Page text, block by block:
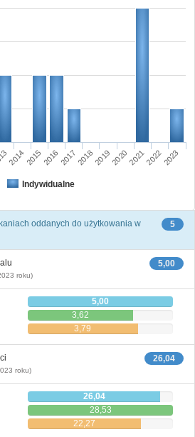
Indywidualne
2014201520162017201820192020202120222023
5
oddanych do użytkowania w
5,00
roku)
5,00
3,62
3,79
26,04
roku)
26,04
28,53
22,27